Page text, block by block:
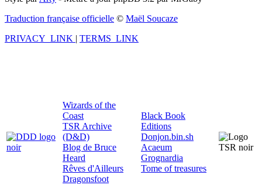
Traduction française officielle © Maël Soucaze
PRIVACY_LINK | TERMS_LINK
Wizards of the
Coast
TSR Archive
(D&D)
Blog de Bruce
Heard
Rêves d'Ailleurs
Dragonsfoot
Black Book
Editions
Donjon.bin.sh
Acaeum
Grognardia
Tome of treasures